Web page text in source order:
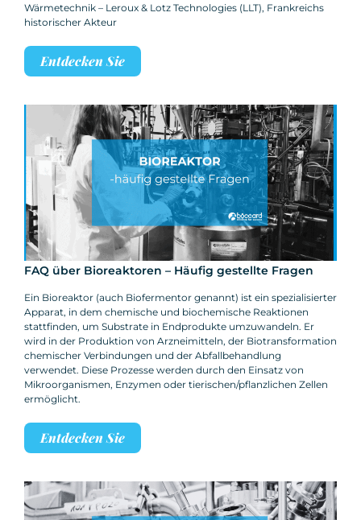
Wärmetechnik – Leroux & Lotz Technologies (LLT), Frankreichs
historischer Akteur
Entdecken Sie
FAQ über Bioreaktoren – Häufig gestellte Fragen
Ein Bioreaktor (auch Biofermentor genannt) ist ein spezialisierter
Apparat, in dem chemische und biochemische Reaktionen
stattfinden, um Substrate in Endprodukte umzuwandeln. Er
wird in der Produktion von Arzneimitteln, der Biotransformation
chemischer Verbindungen und der Abfallbehandlung
verwendet. Diese Prozesse werden durch den Einsatz von
Mikroorganismen, Enzymen oder tierischen/pflanzlichen Zellen
ermöglicht.
Entdecken Sie